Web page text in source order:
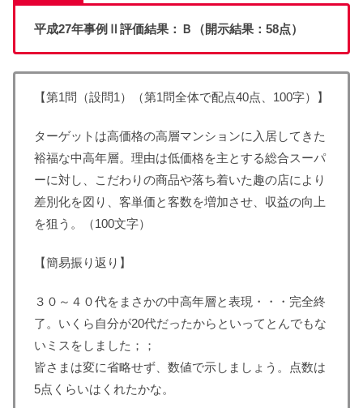
平成27年事例Ⅱ評価結果：Ｂ（開示結果：58点）
【第1問（設問1）（第1問全体で配点40点、100字）】
ターゲットは高価格の高層マンションに入居してきた
裕福な中高年層。理由は低価格を主とする総合スーパ
ーに対し、こだわりの商品や落ち着いた趣の店により
差別化を図り、客単価と客数を増加させ、収益の向上
を狙う。（100文字）
【簡易振り返り】
３０～４０代をまさかの中高年層と表現・・・完全終
了。いくら自分が20代だったからといってとんでもな
いミスをしました；；
皆さまは変に省略せず、数値で示しましょう。点数は
5点くらいはくれたかな。